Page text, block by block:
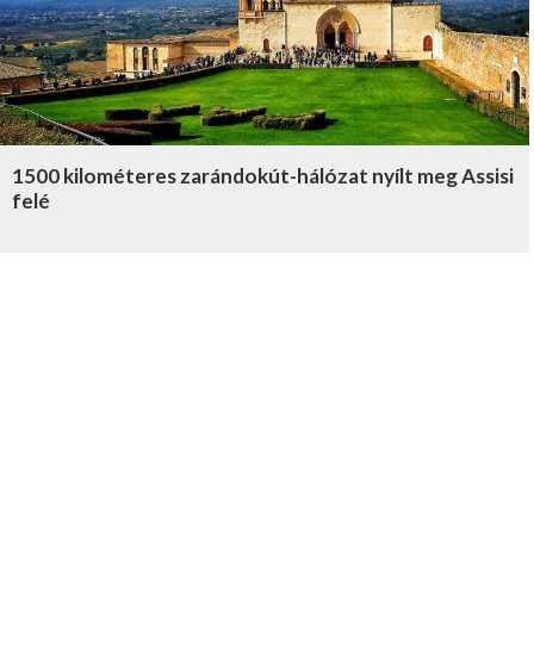
1500 kilométeres zarándokút-hálózat nyílt meg Assisi
felé